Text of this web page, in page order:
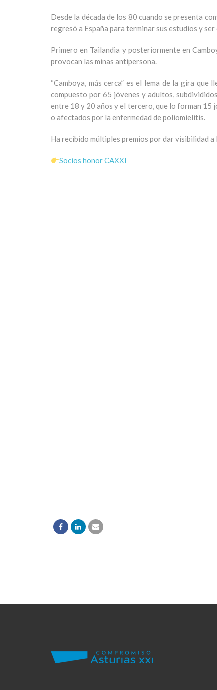
Desde la década de los 80 cuando se presenta
regresó a España para terminar sus estudios y
Primero en Tailandia y posteriormente en
provocan las minas antipersona.
“Camboya, más cerca” es el lema de la gira
compuesto por 65 jóvenes y adultos,
entre 18 y 20 años y el tercero, que lo forman 15
o afectados por la enfermedad de poliomielitis.
Ha recibido múltiples premios por dar visibilidad
Socios honor CAXXI